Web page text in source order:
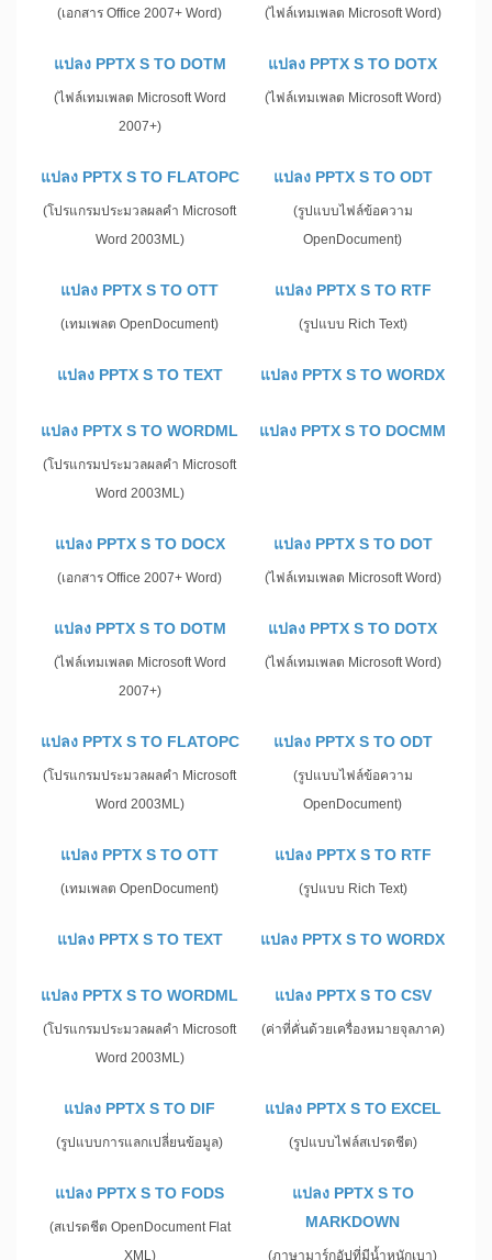
(เอกสาร Office 2007+ Word) (ไฟล์เทมเพลต Microsoft Word)
แปลง PPTX S TO DOTM
(ไฟล์เทมเพลต Microsoft Word
2007+)
แปลง PPTX S TO DOTX
(ไฟล์เทมเพลต Microsoft Word)
แปลง PPTX S TO FLATOPC
(โปรแกรมประมวลผลคำ Microsoft
Word 2003ML)
แปลง PPTX S TO ODT
(รูปแบบไฟล์ข้อความ
OpenDocument)
แปลง PPTX S TO OTT
(เทมเพลต OpenDocument)
แปลง PPTX S TO RTF
(รูปแบบ Rich Text)
แปลง PPTX S TO TEXT แปลง PPTX S TO WORDX
แปลง PPTX S TO WORDML
(โปรแกรมประมวลผลคำ Microsoft
Word 2003ML)
แปลง PPTX S TO DOCMM
แปลง PPTX S TO DOCX
(เอกสาร Office 2007+ Word)
แปลง PPTX S TO DOT
(ไฟล์เทมเพลต Microsoft Word)
แปลง PPTX S TO DOTM
(ไฟล์เทมเพลต Microsoft Word
2007+)
แปลง PPTX S TO DOTX
(ไฟล์เทมเพลต Microsoft Word)
แปลง PPTX S TO FLATOPC
(โปรแกรมประมวลผลคำ Microsoft
Word 2003ML)
แปลง PPTX S TO ODT
(รูปแบบไฟล์ข้อความ
OpenDocument)
แปลง PPTX S TO OTT
(เทมเพลต OpenDocument)
แปลง PPTX S TO RTF
(รูปแบบ Rich Text)
แปลง PPTX S TO TEXT แปลง PPTX S TO WORDX
แปลง PPTX S TO WORDML
(โปรแกรมประมวลผลคำ Microsoft
Word 2003ML)
แปลง PPTX S TO CSV
(ค่าที่คั่นด้วยเครื่องหมายจุลภาค)
แปลง PPTX S TO DIF
(รูปแบบการแลกเปลี่ยนข้อมูล)
แปลง PPTX S TO EXCEL
(รูปแบบไฟล์สเปรดชีต)
แปลง PPTX S TO FODS
(สเปรดชีต OpenDocument Flat
XML)
แปลง PPTX S TO
MARKDOWN
(ภาษามาร์กอัปที่มีน้ำหนักเบา)